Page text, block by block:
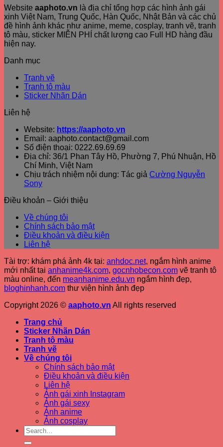
Website aaphoto.vn là địa chỉ tổng hợp các hình ảnh gái
xinh Việt Nam, Trung Quốc, Hàn Quốc, Nhật Bản và các chủ
đề hình ảnh khác như anime, meme, cosplay, tranh vẽ, tranh
tô màu, sticker MIỄN PHÍ chất lượng cao Full HD hàng đầu
hiện nay.
Danh mục
Tranh vẽ
Tranh tô màu
Sticker Nhãn Dán
Liên hệ
Website: https://aaphoto.vn
Email: aaphoto.contact@gmail.com
Số điện thoại: 0222.69.69.69
Địa chỉ: 36/1 Phan Tây Hồ, Phường 7, Phú Nhuận, Hồ
Chí Minh, Việt Nam
Chịu trách nhiệm nội dung: Tác giả Cường Nguyễn
Sony
Điều khoản – Giới thiệu
Về chúng tôi
Chính sách bảo mật
Điều khoản và điều kiện
Liên hệ
Tài trợ: khám phá ảnh 4k tại: anhdoc.net, ngắm hình anime
mới nhất tại anhanime4k.com, gocnhobecon.com vẽ tranh tô
màu online, đến meanhanime.edu.vn ngắm hình đẹp,
bloghinhanh.com thư viện hình ảnh đẹp
Copyright 2026 © aaphoto.vn All rights reserved
Trang chủ
Sticker Nhãn Dán
Tranh tô màu
Tranh vẽ
Về chúng tôi
Chính sách bảo mật
Điều khoản và điều kiện
Liên hệ
Ảnh gái xinh Instagram
Ảnh gái sexy
Ảnh anime
Ảnh cosplay